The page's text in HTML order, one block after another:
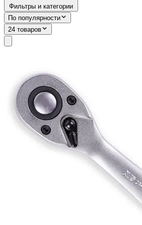
Фильтры и категории
По популярности
24 товаров